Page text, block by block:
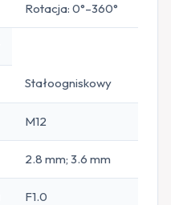
Rotacja: 0°–360°
Stałoogniskowy
M12
2.8 mm; 3.6 mm
F1.0